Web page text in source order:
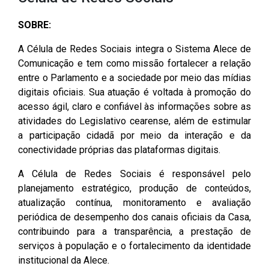
CODINS
Comitê de Gestão Estratégica -
COGE
Comunicação Legislativa
Coordenadoria do Sistema
Alece de Comunicação
Célula de Fotografia
Célula de Assessoria de
Comunicação
Célula de Projetos Especiais
Coordenadoria de Polícia
Centro de Estudos e Atividades
Estratégicas (CEAE)
Controladoria
Concursos e Processos
Seletivos
Divisas Territoriais do Ceará
Comitê de Prevenção e
Combate à Violência
Comitê de Responsabilidade
Social
Gestão Ambiental
Defensoria Pública do Ceará
Departamento de Saúde e
Escola Superior do Parlamento
Cearense (Unipace)
Escritório Frei Tito
Instituto de Estudos e
Defesa Social
Des. Regional, Recursos Hí­
dricos, Minas e Pesca
Direitos Humanos e Cidadania
Educação Básica
Fiscalização e Controle
Econômico e Comércio
Infância e Adolescência
Juventude
Meio Ambiente, Mudanças
Consultoria Legislativa
Votações Nominais
Medalhas e comendas da Alece
Mapa de Leis Históricas
Utilidade pública
Políticas Institucionais
SOBRE:
A Célula de Redes Sociais integra o Sistema Alece de
Comunicação e tem como missão fortalecer a relação
entre o Parlamento e a sociedade por meio das mídias
digitais oficiais. Sua atuação é voltada à promoção do
acesso ágil, claro e confiável às informações sobre as
atividades do Legislativo cearense, além de estimular
a participação cidadã por meio da interação e da
conectividade próprias das plataformas digitais.
A Célula de Redes Sociais é responsável pelo
planejamento estratégico, produção de conteúdos,
atualização contínua, monitoramento e avaliação
periódica de desempenho dos canais oficiais da Casa,
contribuindo para a transparência, a prestação de
serviços à população e o fortalecimento da identidade
institucional da Alece.